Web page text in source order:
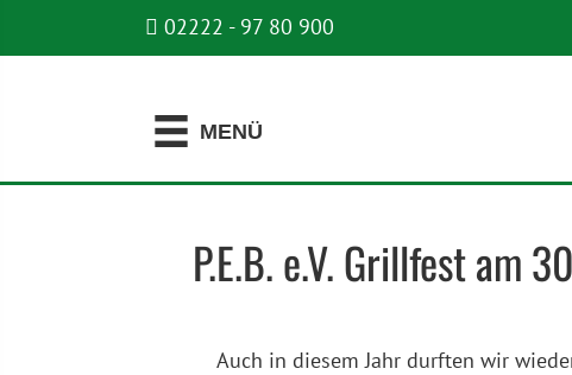
02222 - 97 80 900
MENÜ
P.E.B. e.V. Grillfest am
Auch in diesem Jahr durften wir